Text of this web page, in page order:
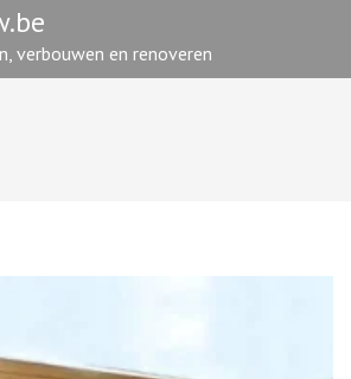
verbouwen en renoveren